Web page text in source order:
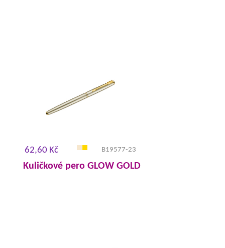
62,60 Kč B19577-23
Kuličkové pero GLOW GOLD